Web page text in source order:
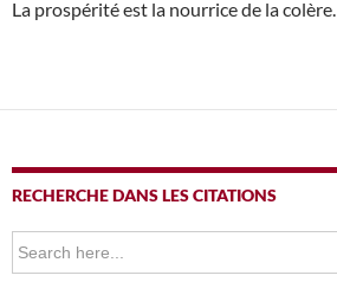
La prospérité est la nourrice de la colère.
RECHERCHE DANS LES CITATIONS
Search
for: